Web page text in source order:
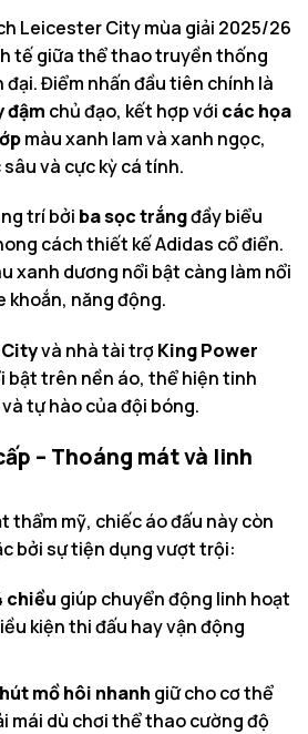
Leicester City mùa giải 2025/26
tế giữa thể thao truyền thống
Điểm nhấn đầu tiên chính là
đậm chủ đạo, kết hợp với các họa
màu xanh lam và xanh ngọc,
và cực kỳ cá tính.
trí bởi ba sọc trắngđầy biểu
cách thiết kế Adidas cổ điển.
xanh dương nổi bật càng làm nổi
khoắn, năng động.
và nhà tài trợ King Power
bật trên nền áo, thể hiện tinh
tự hào của đội bóng.
– Thoáng mát và linh
thẩm mỹ, chiếc áo đấu này còn
bởi sự tiện dụng vượt trội:
chiều giúp chuyển động linh hoạt
kiện thi đấu hay vận động
mồ hôi nhanh giữ cho cơ thể
mái dù chơi thể thao cường độ